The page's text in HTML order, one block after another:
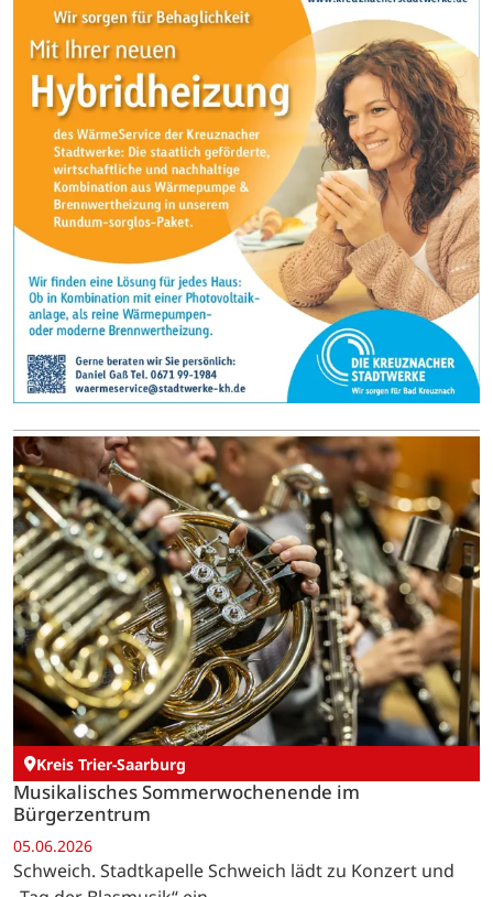
Kreis Trier-Saarburg
Musikalisches Sommerwochenende im
Bürgerzentrum
05.06.2026
Schweich. Stadtkapelle Schweich lädt zu Konzert und